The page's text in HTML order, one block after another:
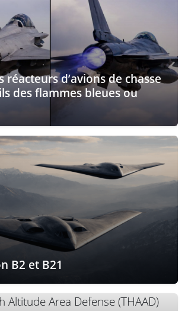
réacteurs d’avions de chasse
des flammes bleues ou
B2 et B21